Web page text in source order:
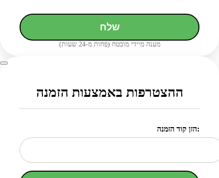
שלח
מענה מיידי מובטח (פחות מ-24 שעות)
ההצטרפות באמצעות הזמנה
הזן קוד הזמנה: